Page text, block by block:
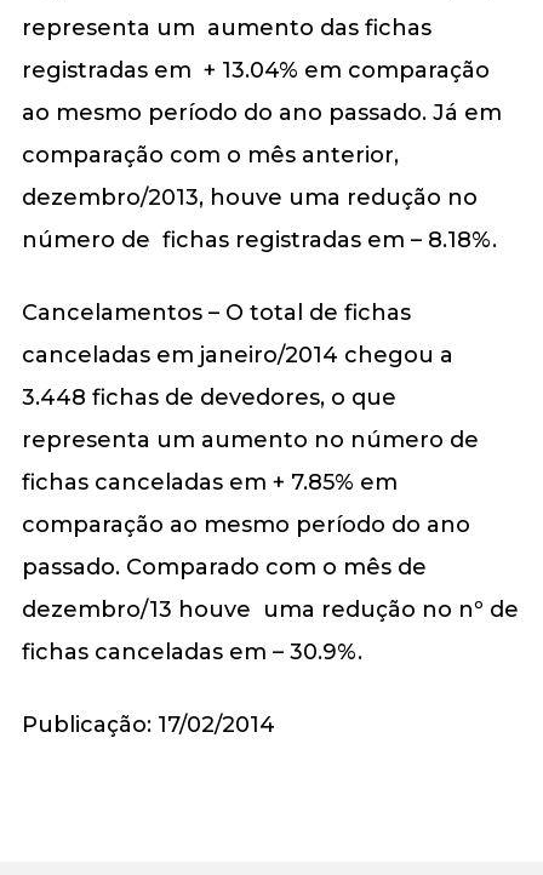
representa um aumento das fichas
registradas em + 13.04% em comparação
ao mesmo período do ano passado. Já em
comparação com o mês anterior,
dezembro/2013, houve uma redução no
número de fichas registradas em – 8.18%.
Cancelamentos – O total de fichas
canceladas em janeiro/2014 chegou a
3.448 fichas de devedores, o que
representa um aumento no número de
fichas canceladas em + 7.85% em
comparação ao mesmo período do ano
passado. Comparado com o mês de
dezembro/13 houve uma redução no nº de
fichas canceladas em – 30.9%.
Publicação: 17/02/2014